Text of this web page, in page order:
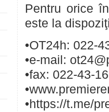
Pentru orice
este la
•OT24h: 022-
•e-mail:
•fax: 022-43-
•https://t.me/